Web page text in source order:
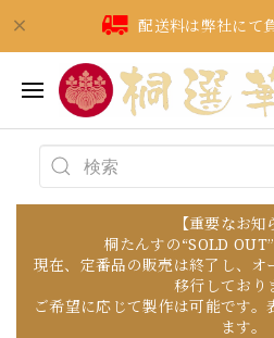
配送料は弊社にて
【重要なお知
桐たんすの“SOLD
現在、定番品の販売は終了し、オ
移行しており
ご希望に応じて製作は可能です。
ます。